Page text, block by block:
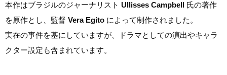
本作はブラジルのジャーナリスト Ullisses Campbell 氏の著作
を原作とし、監督 Vera Egito によって制作されました。
実在の事件を基にしていますが、ドラマとしての演出やキャラ
クター設定も含まれています。